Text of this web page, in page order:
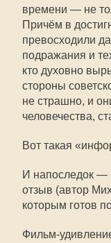
времени — не
Причём в
превосходили
подражания и
кто духовно
стороны
не страшно, и
человечества,
Вот такая
И напоследок —
отзыв (автор
которым готов
Фильм-